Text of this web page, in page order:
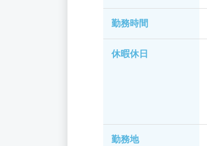
勤務時間
休暇休日
勤務地